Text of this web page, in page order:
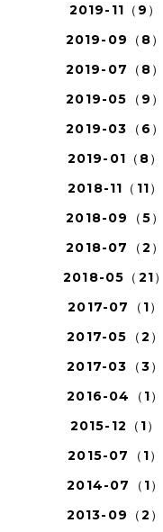
2019-11（9）
2019-09（8）
2019-07（8）
2019-05（9）
2019-03（6）
2019-01（8）
2018-11（11）
2018-09（5）
2018-07（2）
2018-05（21）
2017-07（1）
2017-05（2）
2017-03（3）
2016-04（1）
2015-12（1）
2015-07（1）
2014-07（1）
2013-09（2）